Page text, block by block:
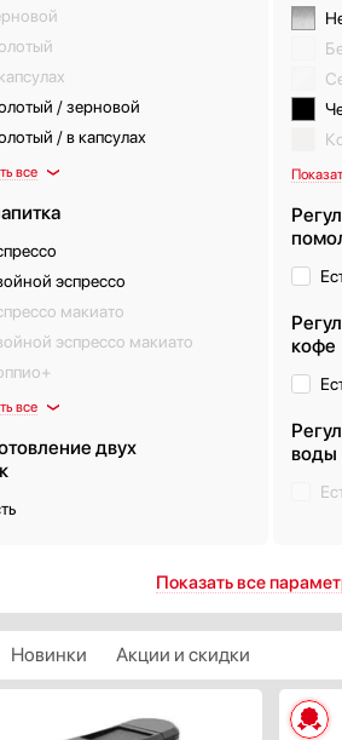
/ зерновой
/ в капсулах
все
эспрессо
макиато
эспрессо макиато
все
двух
кофе
воды
чаши для зерен, гПоказать все
Новинки Акции и скидки